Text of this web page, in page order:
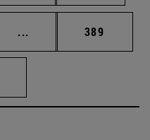
... Páginas intermedias
Página
389